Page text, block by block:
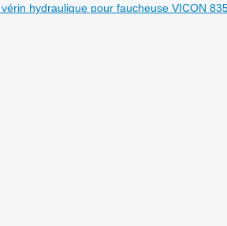
vérin hydraulique pour faucheuse VICON